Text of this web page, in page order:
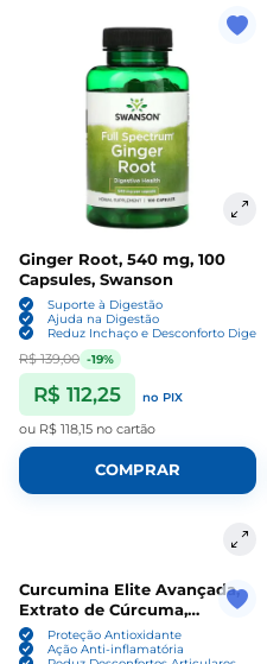
Ginger Root, 540 mg, 100
Capsules, Swanson
Suporte à Digestão
Ajuda na Digestão
Reduz Inchaço e Desconforto
R$ 139,00 -19%
R$ 112,25 no PIX
ou R$ 118,15 no cartão
COMPRAR
Curcumina Elite Avançada,
Extrato de Cúrcuma,
Gengibre e Açafrão, 30
Cápsulas, Life Extension
Proteção Antioxidante
Ação Anti-inflamatória